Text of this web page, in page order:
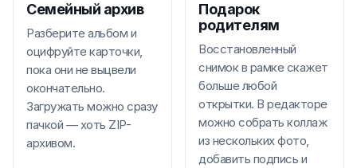
Семейный архив
Разберите альбом и
оцифруйте карточки,
пока они не выцвели
окончательно.
Загружать можно сразу
пачкой — хоть ZIP-
архивом.
Подарок
родителям
Восстановленный
снимок в рамке скажет
больше любой
открытки. В редакторе
можно собрать коллаж
из нескольких фото,
добавить подпись и